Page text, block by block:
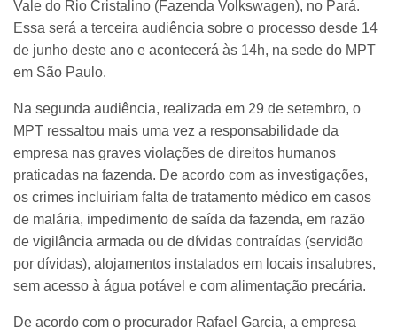
Vale do Rio Cristalino (Fazenda Volkswagen), no Pará.
Essa será a terceira audiência sobre o processo desde 14
de junho deste ano e acontecerá às 14h, na sede do MPT
em São Paulo.
Na segunda audiência, realizada em 29 de setembro, o
MPT ressaltou mais uma vez a responsabilidade da
empresa nas graves violações de direitos humanos
praticadas na fazenda. De acordo com as investigações,
os crimes incluiriam falta de tratamento médico em casos
de malária, impedimento de saída da fazenda, em razão
de vigilância armada ou de dívidas contraídas (servidão
por dívidas), alojamentos instalados em locais insalubres,
sem acesso à água potável e com alimentação precária.
De acordo com o procurador Rafael Garcia, a empresa